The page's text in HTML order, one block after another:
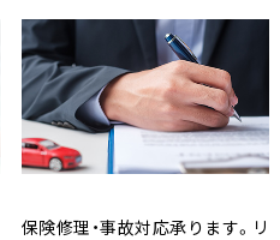
保険修理・事故対応承ります。リ